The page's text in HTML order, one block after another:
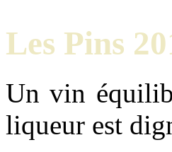
Les Pins
Un vin
liqueur est